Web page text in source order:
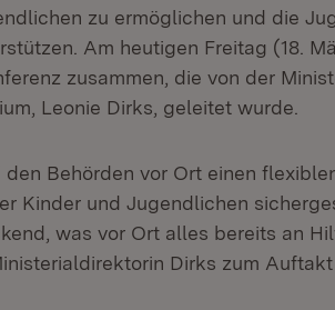
zu ermöglichen und die
Am heutigen Freitag (18.
zusammen, die von der
Leonie Dirks, geleitet wurde.
Behörden vor Ort einen
Kinder und Jugendlichen
was vor Ort alles bereits an
Dirks zum Auftakt